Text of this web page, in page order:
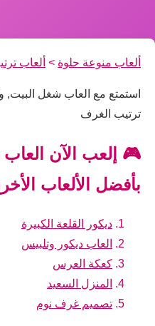
ألعاب منوعة حلوة > ألعاب
استمتع مع العاب شغل البيت,
ترتيب الغرف
🎮 إلعب الآن
بأفضل الألعاب
ديكور القلعة الكبيرة
العاب ديكور وتلبيس
كعكة العرس
المنزل السعيد
تصميم غرف نوم